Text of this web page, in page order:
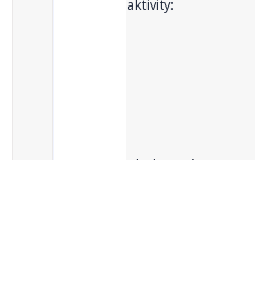
aktivity:
Sledované